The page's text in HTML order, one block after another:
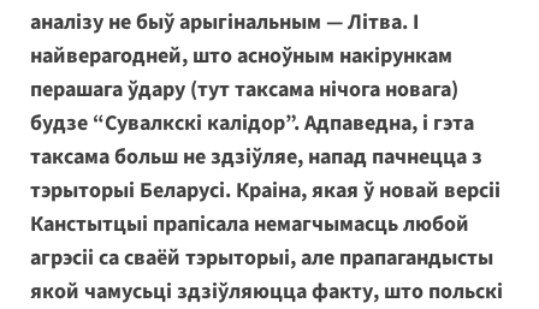
аналізу не быў арыгінальным — Літва. І
найверагодней, што асноўным накірункам
перашага ўдару (тут таксама нічога новага)
будзе “Сувалкскі калідор”. Адпаведна, і гэта
таксама больш не здзіўляе, напад пачнецца з
тэрыторыі Беларусі. Краіна, якая ў новай версіі
Канстытцыі прапісала немагчымасць любой
агрэсіі са сваёй тэрыторыі, але прапагандысты
якой чамусьці здзіўляюцца факту, што польскі